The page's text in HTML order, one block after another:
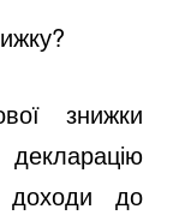
знижки
до